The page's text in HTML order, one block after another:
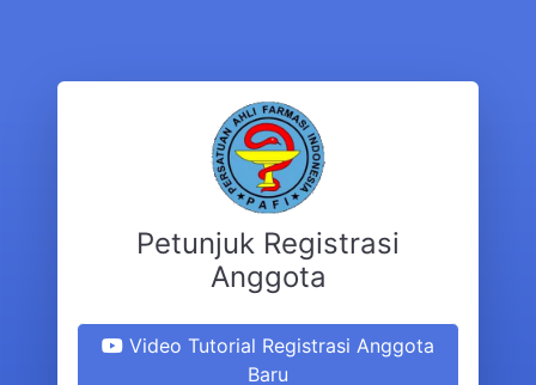
Petunjuk Registrasi
Anggota
Video Tutorial Registrasi Anggota
Baru